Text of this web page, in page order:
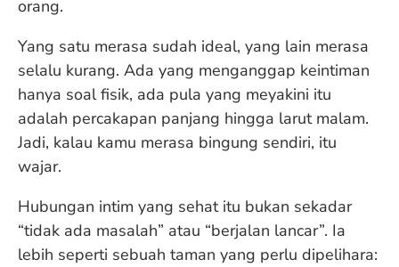
orang.
Yang satu merasa sudah ideal, yang lain merasa
selalu kurang. Ada yang menganggap keintiman
hanya soal fisik, ada pula yang meyakini itu
adalah percakapan panjang hingga larut malam.
Jadi, kalau kamu merasa bingung sendiri, itu
wajar.
Hubungan intim yang sehat itu bukan sekadar
“tidak ada masalah” atau “berjalan lancar”. Ia
lebih seperti sebuah taman yang perlu dipelihara: